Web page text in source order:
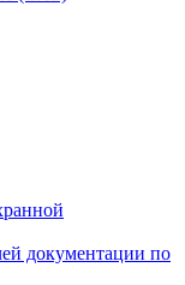
документации по